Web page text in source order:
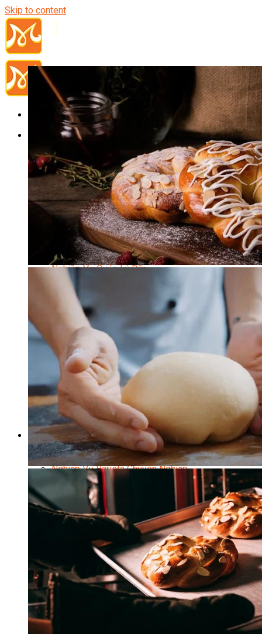
Skip to content
Đầu Bếp
Bếp Trưởng Điều Hành
Nghiệp Vụ Bếp Trưởng
Nghiệp Vụ Bếp Quốc Tế
Nghiệp Vụ Bếp Trưởng Bếp Việt
Nghiệp Vụ Bếp Trưởng Bếp Âu
Nghiệp Vụ Bếp Trưởng Bếp Á
Nghiệp Vụ Bếp Trưởng Bếp Nhật
Nghiệp Vụ Bếp Trưởng Bếp Hoa
Nghiệp Vụ Bếp Hàn
Nghiệp Vụ Bếp Thái
Nghiệp Vụ Bếp Chay
Nghiệp Vụ Quản Lý Bếp
Nghiệp Vụ Cấp Dưỡng
Nghiệp Vụ Bếp Phụ
Điểm Tâm Hồng Kông
Eat Clean
Food Stylist
Master Class
Bếp Gia Đình
Học Nấu Ăn Mở Quán
Chuyên Đề Bếp Nóng
Khởi Sự Kinh Doanh Ngành F&B
Khởi Sự Kinh Doanh Nhà Hàng
Bí Quyết Kinh Doanh và Vận Hành Mô Hình Ẩm
Thực
Video Dạy Nấu Ăn
Pha Chế
Nghiệp Vụ Bar Trưởng
Nghiệp Vụ Bartender Chuyên Nghiệp
Nghiệp Vụ Barista Chuyên Nghiệp
Nghiệp Vụ Flair Bartending Chuyên Nghiệp
Nghiệp Vụ Pha Chế Đặc Biệt
Nghiệp Vụ Pha Chế Tổng Hợp
Nghiệp Vụ Quản Lý Bar
Chuyên Gia Cà Phê
Khởi Sự Kinh Doanh Cafe – Chuỗi Cafe
Bí Quyết Khởi Nghiệp Mô Hình Đồ Uống
Kinh Doanh Mô Hình Đồ Uống Thịnh Hành
Kinh Doanh Chuỗi Và Nhượng Quyền
Tiếng Anh Chuyên Ngành Pha Chế
Học Làm Kem
Học Pha Chế Trà Sữa